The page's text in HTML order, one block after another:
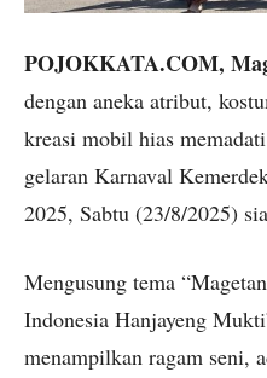
POJOKKATA.COM,
dengan aneka atribut,
kreasi mobil hias
gelaran Karnaval
2025, Sabtu (23/8/2025)
Mengusung tema
Indonesia Hanjayeng
menampilkan ragam seni,